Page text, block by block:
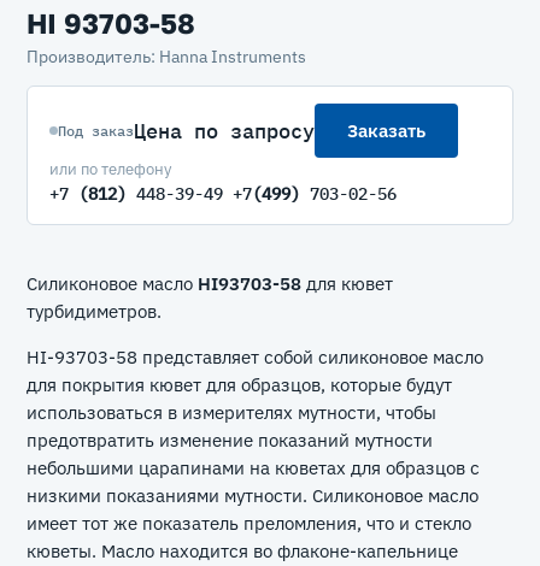
HI 93703-58
Производитель: Hanna Instruments
Под заказЦена по запросу Заказать
или по телефону
+7 (812) 448-39-49 +7(499) 703-02-56
Силиконовое масло HI93703-58 для кювет
турбидиметров.
HI-93703-58 представляет собой силиконовое масло
для покрытия кювет для образцов, которые будут
использоваться в измерителях мутности, чтобы
предотвратить изменение показаний мутности
небольшими царапинами на кюветах для образцов с
низкими показаниями мутности. Силиконовое масло
имеет тот же показатель преломления, что и стекло
кюветы. Масло находится во флаконе-капельнице